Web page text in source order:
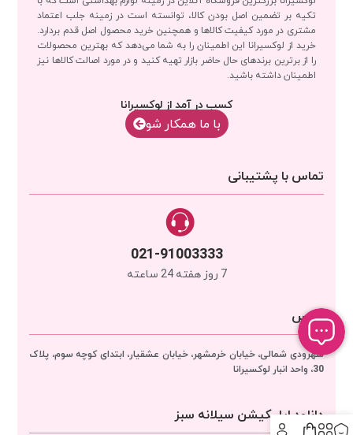
تکیه بر تضمین اصل بودن کالا، توانسته است در زمینه جلب اعتماد
مشتری در مورد کیفیت کالاها و همچنین خرید محصول اصل قدم بردارد.
خرید از لوکسیرانا این اطمینان را به شما می‌دهد که بهترین محصولات
را از برترین برندهای حال حاضر بازار تهیه کنید و در مورد اصالت کالاها نیز
اطمینان داشته باشید.
کسب در آمد از لوکسیرانا
با‌‌ ما همکار شو
تماس با پشتیبانی
021-91003333
7 روز هفته 24 ساعته
آدرس
سهرودی شمالی، خیابان خرمشهر، خیابان عشقیار، ابتدای کوچه سوم، پلاک
30، واحد انبار
لوکسیرانا
دانلود اپلیکیشن سیلانه سبز